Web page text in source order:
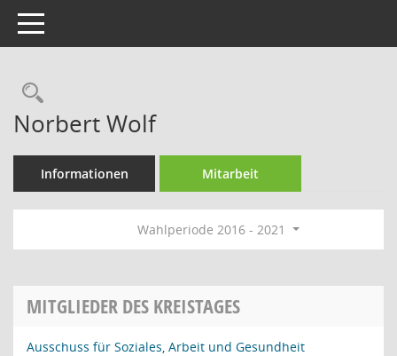
Toggle navigation
Rechercheauswahl
Norbert Wolf
Informationen Mitarbeit
Wahlperiode 2016 - 2021
MITGLIEDER DES KREISTAGES
Ausschuss für Soziales, Arbeit und Gesundheit